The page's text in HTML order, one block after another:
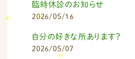
臨時休診のお知らせ
2026/05/16
自分の好きな所あります？
2026/05/07